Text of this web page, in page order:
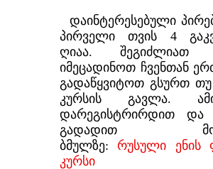
დაინტერესებული
პირველი თვის 4
ღიაა. შეგიძლიათ
იმეცადინოთ ჩვენთან
გადაწყვიტოთ გსურთ
კურსის გავლა.
დარეგისტრირდით და
გადადით
ბმულზე:რუსული ენის
კურსი